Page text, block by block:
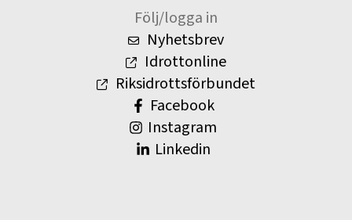
Följ/logga in
Nyhetsbrev
Idrottonline
Riksidrottsförbundet
Facebook
Instagram
Linkedin